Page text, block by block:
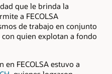
que le brinda la
a FECOLSA
de trabajo en conjunto
con quien explotan a fondo
FECOLSA estuvo a